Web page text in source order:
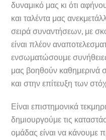
δυναμικό μας κι ότι
και ταλέντα μας
σειρά συναντήσεων, με
είναι πλέον
ενσωματώσουμε
μας βοηθούν καθημερινά
και στην επίτευξη των
Είναι επιστημονικά
δημιουργούμε τις
ομάδας είναι να κάνουμε